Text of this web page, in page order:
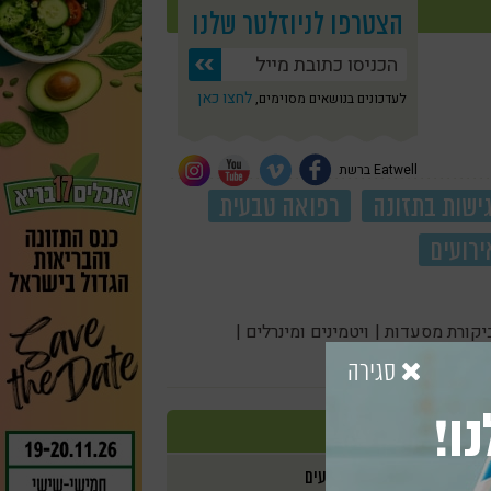
הצטרפו לניוזלטר שלנו
לעדכונים בנושאים מסוימים, לחצו כאן
Eatwell ברשת
גישות בתזונה
רפואה טבעית
מסעדות | ויטמינים ומינרלים |
אירועים
סגירה